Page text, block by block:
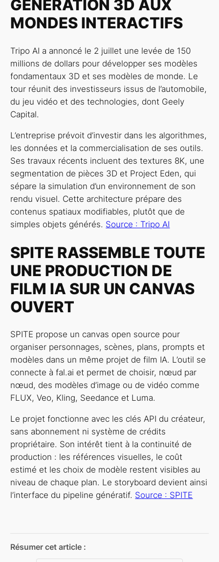
GÉNÉRATION 3D AUX
MONDES INTERACTIFS
Tripo AI a annoncé le 2 juillet une levée de 150
millions de dollars pour développer ses modèles
fondamentaux 3D et ses modèles de monde. Le
tour réunit des investisseurs issus de l’automobile,
du jeu vidéo et des technologies, dont Geely
Capital.
L’entreprise prévoit d’investir dans les algorithmes,
les données et la commercialisation de ses outils.
Ses travaux récents incluent des textures 8K, une
segmentation de pièces 3D et Project Eden, qui
sépare la simulation d’un environnement de son
rendu visuel. Cette architecture prépare des
contenus spatiaux modifiables, plutôt que de
simples objets générés. Source : Tripo AI
SPITE RASSEMBLE TOUTE
UNE PRODUCTION DE
FILM IA SUR UN CANVAS
OUVERT
SPITE propose un canvas open source pour
organiser personnages, scènes, plans, prompts et
modèles dans un même projet de film IA. L’outil se
connecte à fal.ai et permet de choisir, nœud par
nœud, des modèles d’image ou de vidéo comme
FLUX, Veo, Kling, Seedance et Luma.
Le projet fonctionne avec les clés API du créateur,
sans abonnement ni système de crédits
propriétaire. Son intérêt tient à la continuité de
production : les références visuelles, le coût
estimé et les choix de modèle restent visibles au
niveau de chaque plan. Le storyboard devient ainsi
l’interface du pipeline génératif. Source : SPITE
Résumer cet article :